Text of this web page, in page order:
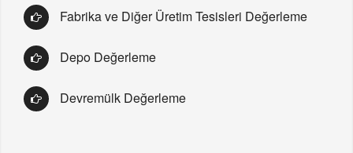
Fabrika ve Diğer Üretim Tesisleri Değerleme
Depo Değerleme
Devremülk Değerleme